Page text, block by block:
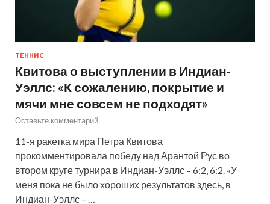
ТЕННИС
Квитова о выступлении в Индиан-
Уэллс: «К сожалению, покрытие и
мячи мне совсем не подходят»
Оставьте комментарий
11-я ракетка мира Петра Квитова
прокомментировала победу над Арантой Рус во
втором круге турнира в Индиан-Уэллс – 6:2, 6:2. «У
меня пока не было хороших результатов здесь, в
Индиан-Уэллс – …